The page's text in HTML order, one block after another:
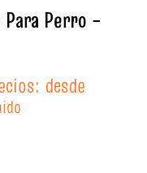
Para Perro –
desde